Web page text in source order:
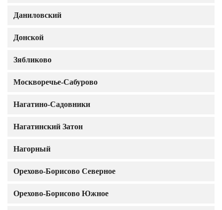
Даниловский
Донской
Зябликово
Москворечье-Сабурово
Нагатино-Садовники
Нагатинский Затон
Нагорный
Орехово-Борисово Северное
Орехово-Борисово Южное